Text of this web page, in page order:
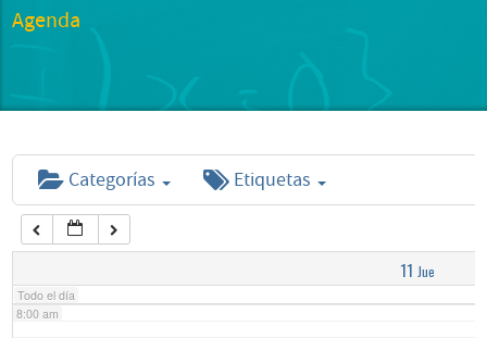
Agenda
Categorías Etiquetas
11 Jue
Todo el día
6:00 am
7:00 am
8:00 am